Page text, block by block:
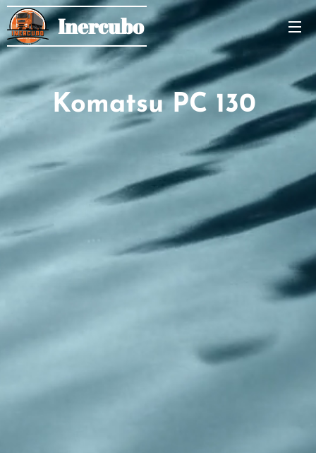
Inercubo
Komatsu PC 130